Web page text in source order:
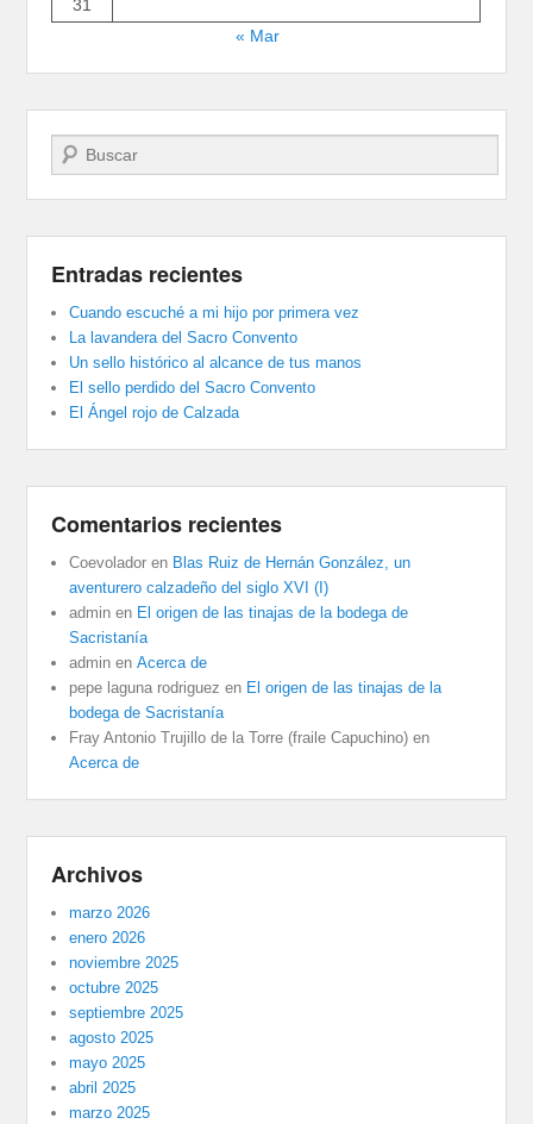
31
« Mar
Buscar
Entradas recientes
Cuando escuché a mi hijo por primera vez
La lavandera del Sacro Convento
Un sello histórico al alcance de tus manos
El sello perdido del Sacro Convento
El Ángel rojo de Calzada
Comentarios recientes
Coevolador en Blas Ruiz de Hernán González, un
aventurero calzadeño del siglo XVI (I)
admin en El origen de las tinajas de la bodega de
Sacristanía
admin enAcerca de
pepe laguna rodriguez en El origen de las tinajas de la
bodega de Sacristanía
Fray Antonio Trujillo de la Torre (fraile Capuchino) en
Acerca de
Archivos
marzo 2026
enero 2026
noviembre 2025
octubre 2025
septiembre 2025
agosto 2025
mayo 2025
abril 2025
marzo 2025